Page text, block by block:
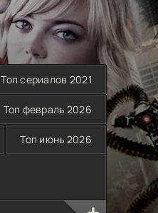
Топ сериалов 2021
Топ февраль 2026
Топ июнь 2026